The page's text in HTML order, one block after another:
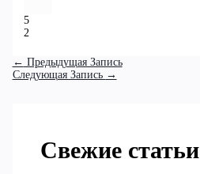
5
2
← Предыдущая Запись
Следующая Запись →
Свежие статьи